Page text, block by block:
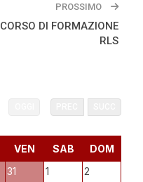
PROSSIMO
CORSO DI FORMAZIONE
RLS
VEN SAB
DOM
31 1 2